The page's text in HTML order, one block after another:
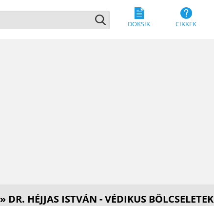
DOKSIK CIKKEK
» DR. HÉJJAS ISTVÁN - VÉDIKUS BÖLCSELETEK